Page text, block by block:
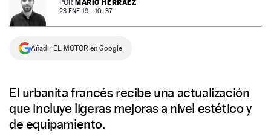
NEWSLETTER
SÍGUENOS
POR MARIO HERRÁEZ
23 ENE 19 - 10: 37
Añadir EL MOTOR en Google
El urbanita francés recibe una actualización
que incluye ligeras mejoras a nivel estético y
de equipamiento.